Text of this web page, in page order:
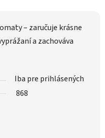
– zaručuje krásne
a zachováva
Iba pre prihlásených
868